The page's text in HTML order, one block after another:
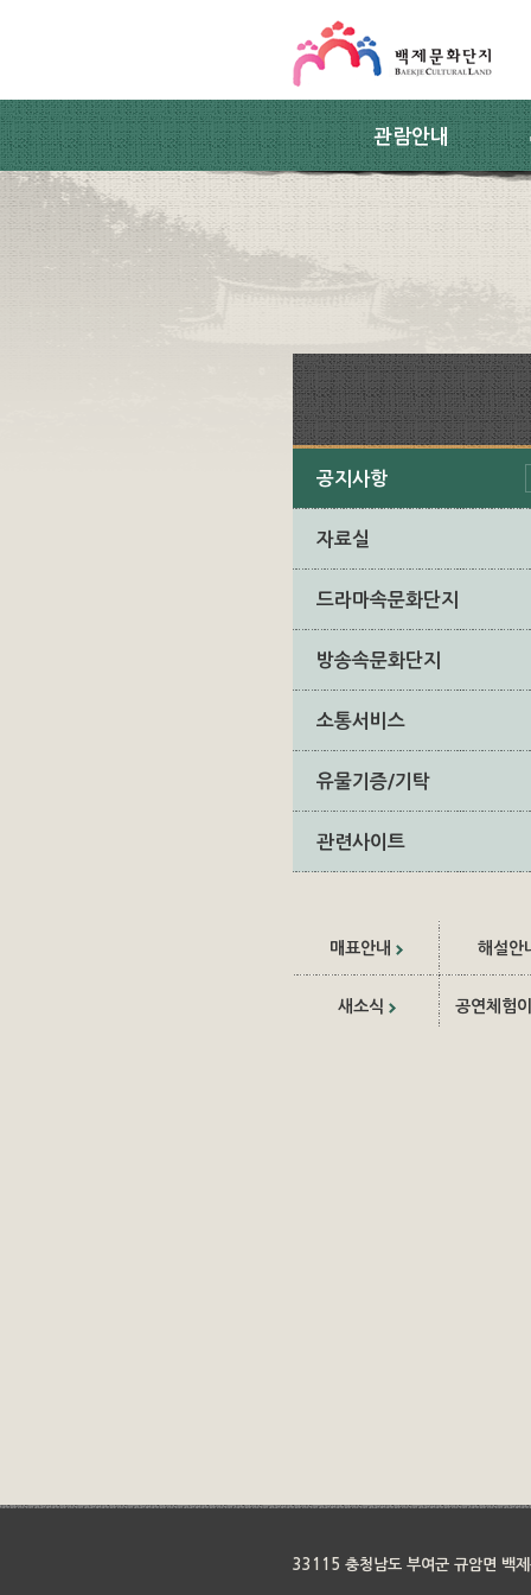
관람안내
공지사항
자료실
드라마속문화단지
방송속문화단지
소통서비스
유물기증/기탁
관련사이트
매표안내 해설안
새소식 공연체험
33115 충청남도 부여군 규암면 백